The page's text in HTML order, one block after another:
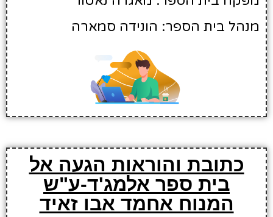
מנהל בית הספר: הונידה סמארה
כתובת והוראות הגעה אל
בית ספר אלמג'ד-ע"ש
המנוח אחמד אבו זאיד